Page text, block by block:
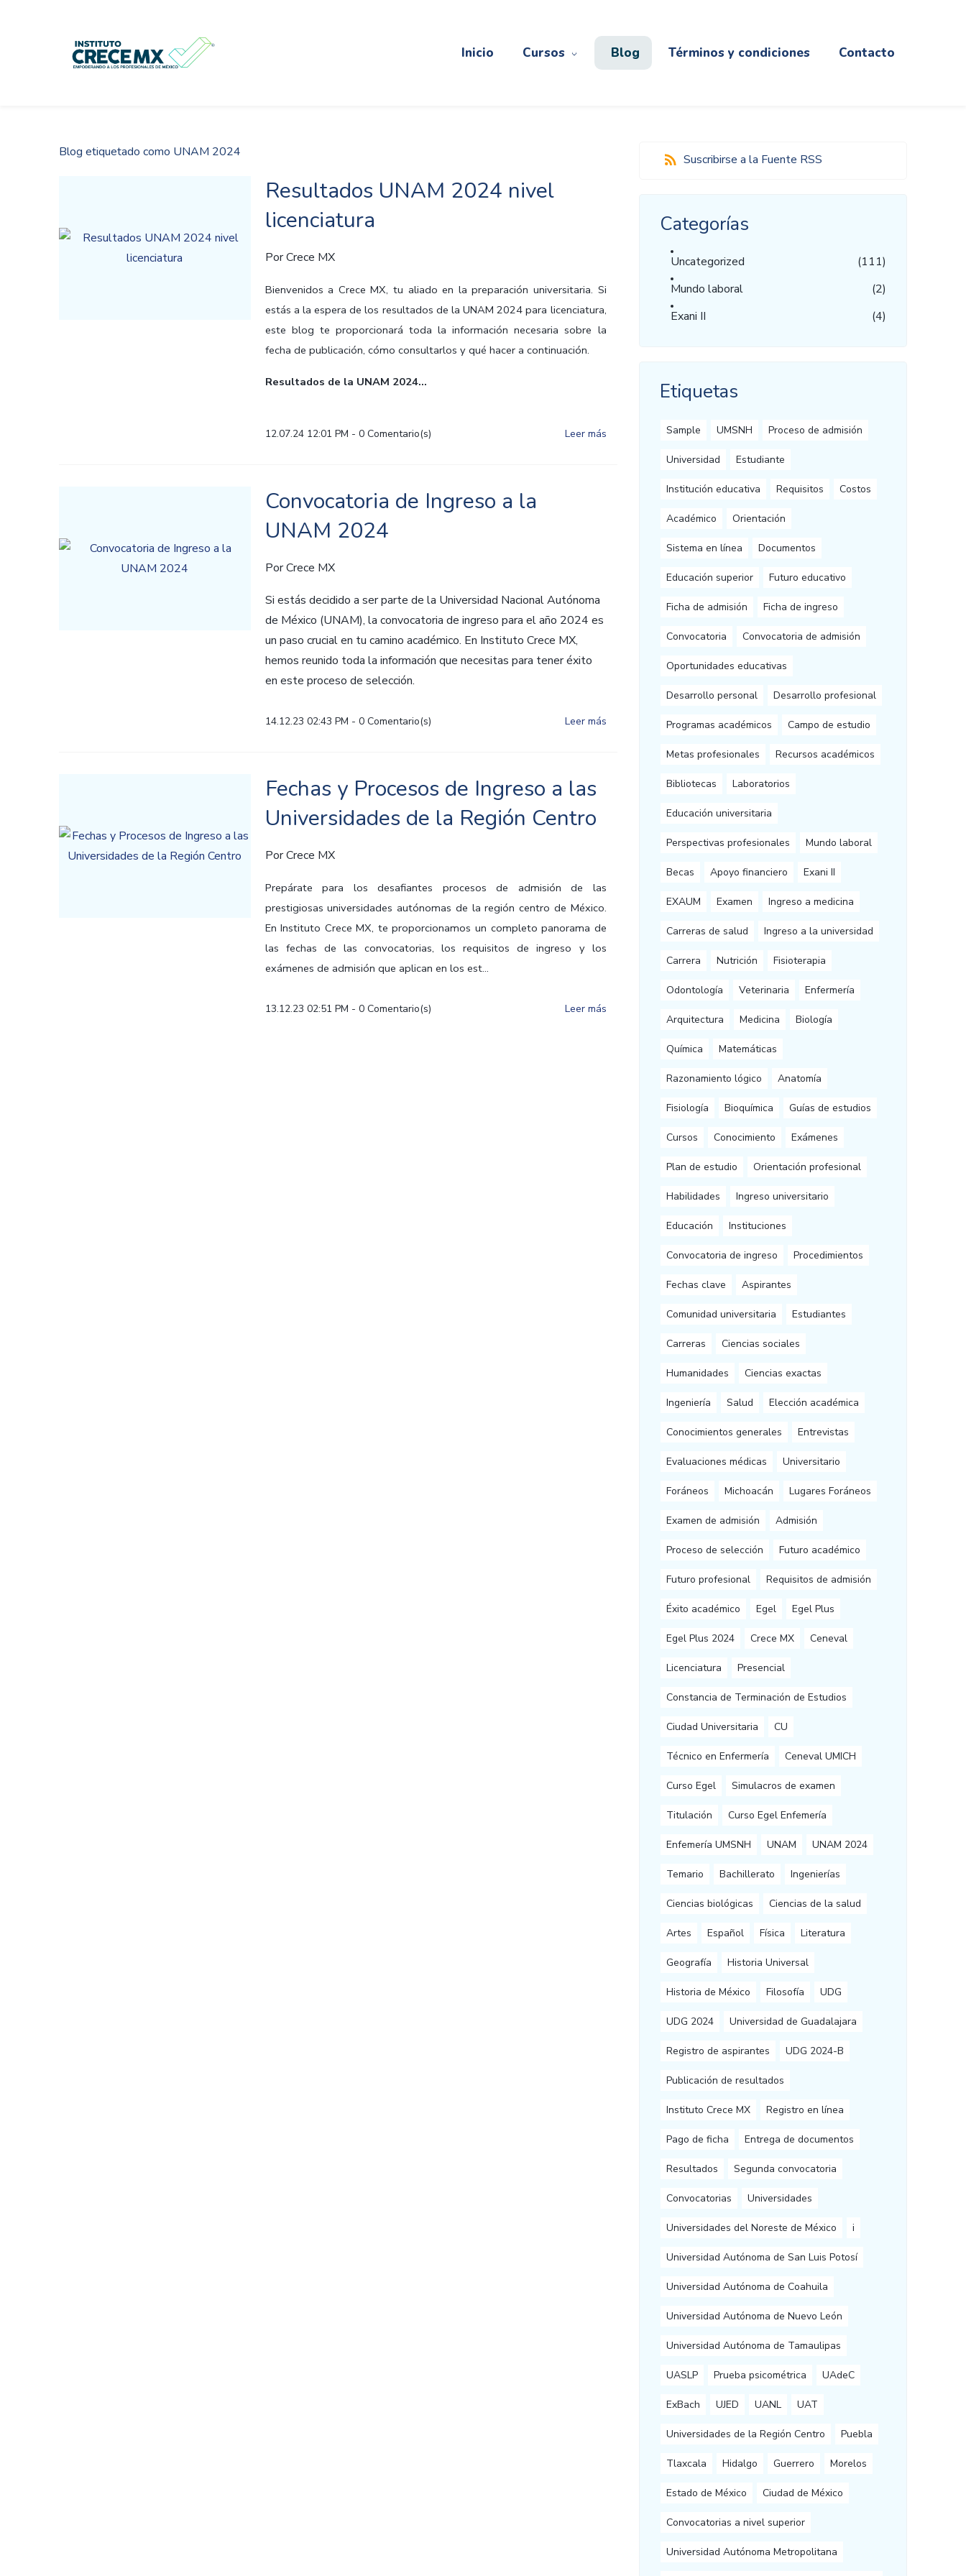
Inicio Cursos Blog Términos y condiciones Contacto
Blog etiquetado como UNAM 2024
Resultados UNAM 2024 nivel
licenciatura
PorCrece MX
Bienvenidos a Crece MX, tu aliado en la preparación universitaria. Si
estás a la espera de los resultados de la UNAM 2024 para licenciatura,
este blog te proporcionará toda la información necesaria sobre la
fecha de publicación, cómo consultarlos y qué hacer a continuación.
Resultados de la UNAM 2024...
12.07.24 12:01 PM - 0Comentario(s) Leer más
Convocatoria de Ingreso a la
UNAM 2024
PorCrece MX
Si estás decidido a ser parte de la Universidad Nacional Autónoma
de México (UNAM), la convocatoria de ingreso para el año 2024 es
un paso crucial en tu camino académico. En Instituto Crece MX,
hemos reunido toda la información que necesitas para tener éxito
en este proceso de selección.
14.12.23 02:43 PM - 0Comentario(s) Leer más
Fechas y Procesos de Ingreso a las
Universidades de la Región Centro
PorCrece MX
Prepárate para los desafiantes procesos de admisión de las
prestigiosas universidades autónomas de la región centro de México.
En Instituto Crece MX, te proporcionamos un completo panorama de
las fechas de las convocatorias, los requisitos de ingreso y los
exámenes de admisión que aplican en los est...
13.12.23 02:51 PM - 0Comentario(s) Leer más
Suscribirse a la Fuente RSS
Categorías
Uncategorized
(111)
Mundo laboral
(2)
Exani II
(4)
Etiquetas
Sample UMSNH Proceso de admisión
Universidad Estudiante
Institución educativa Requisitos Costos
Académico Orientación
Sistema en línea Documentos
Educación superior Futuro educativo
Ficha de admisión Ficha de ingreso
Convocatoria Convocatoria de admisión
Oportunidades educativas
Desarrollo personal Desarrollo profesional
Programas académicos Campo de estudio
Metas profesionales Recursos académicos
Bibliotecas Laboratorios
Educación universitaria
Perspectivas profesionales Mundo laboral
Becas Apoyo financiero Exani II
EXAUM Examen Ingreso a medicina
Carreras de salud Ingreso a la universidad
Carrera Nutrición Fisioterapia
Odontología Veterinaria Enfermería
Arquitectura Medicina Biología
Química Matemáticas
Razonamiento lógico Anatomía
Fisiología Bioquímica Guías de estudios
Cursos Conocimiento Exámenes
Plan de estudio Orientación profesional
Habilidades Ingreso universitario
Educación Instituciones
Convocatoria de ingreso Procedimientos
Fechas clave Aspirantes
Comunidad universitaria Estudiantes
Carreras Ciencias sociales
Humanidades Ciencias exactas
Ingeniería Salud Elección académica
Conocimientos generales Entrevistas
Evaluaciones médicas Universitario
Foráneos Michoacán Lugares Foráneos
Examen de admisión Admisión
Proceso de selección Futuro académico
Futuro profesional Requisitos de admisión
Éxito académico Egel Egel Plus
Egel Plus 2024 Crece MX Ceneval
Licenciatura Presencial
Constancia de Terminación de Estudios
Ciudad Universitaria CU
Técnico en Enfermería Ceneval UMICH
Curso Egel Simulacros de examen
Titulación Curso Egel Enfemería
Enfemería UMSNH UNAM UNAM 2024
Temario Bachillerato Ingenierías
Ciencias biológicas Ciencias de la salud
Artes Español Física Literatura
Geografía Historia Universal
Historia de México Filosofía UDG
UDG 2024 Universidad de Guadalajara
Registro de aspirantes UDG 2024-B
Publicación de resultados
Instituto Crece MX Registro en línea
Pago de ficha Entrega de documentos
Resultados Segunda convocatoria
Convocatorias Universidades
Universidades del Noreste de México i
Universidad Autónoma de San Luis Potosí
Universidad Autónoma de Coahuila
Universidad Autónoma de Nuevo León
Universidad Autónoma de Tamaulipas
UASLP Prueba psicométrica UAdeC
ExBach UJED UANL UAT
Universidades de la Región Centro Puebla
Tlaxcala Hidalgo Guerrero Morelos
Estado de México Ciudad de México
Convocatorias a nivel superior
Universidad Autónoma Metropolitana